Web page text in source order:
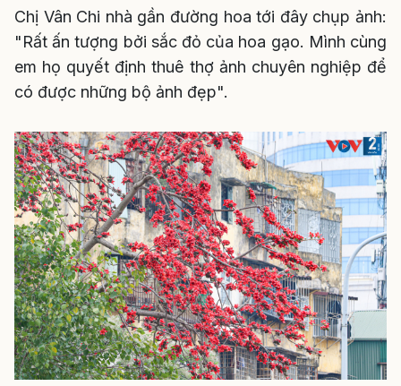
Chị Vân Chi nhà gần đường hoa tới đây chụp ảnh:
"Rất ấn tượng bởi sắc đỏ của hoa gạo. Mình cùng
em họ quyết định thuê thợ ảnh chuyên nghiệp để
có được những bộ ảnh đẹp".